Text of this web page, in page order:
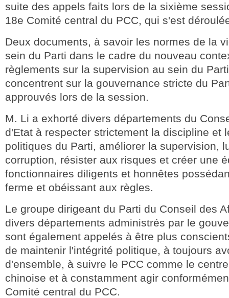
suite des appels faits lors de la sixième
18e Comité central du PCC, qui s'est
Deux documents, à savoir les normes de la
sein du Parti dans le cadre du nouveau
règlements sur la supervision au sein du
concentrent sur la gouvernance stricte du
approuvés lors de la session.
M. Li a exhorté divers départements du
d'Etat à respecter strictement la discipline et
politiques du Parti, améliorer la supervision,
corruption, résister aux risques et créer une
fonctionnaires diligents et honnêtes
ferme et obéissant aux règles.
Le groupe dirigeant du Parti du Conseil des
divers départements administrés par le
sont également appelés à être plus
de maintenir l'intégrité politique, à toujours
d'ensemble, à suivre le PCC comme le
chinoise et à constamment agir
Comité central du PCC.